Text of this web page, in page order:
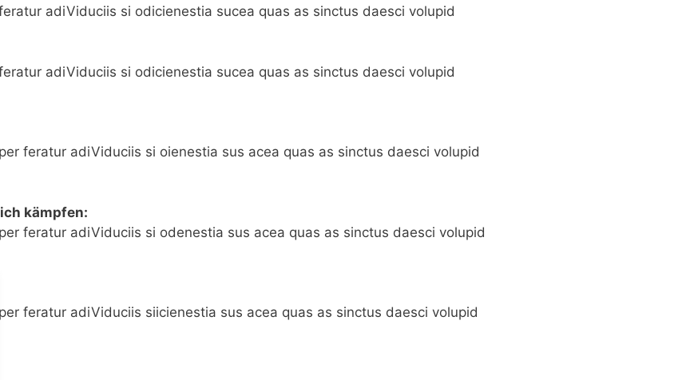
adiViduciis si odicienestia sucea quas as sinctus daesci volupid
adiViduciis si odicienestia sucea quas as sinctus daesci volupid
feratur adiViduciis si oienestia sus acea quas as sinctus daesci volupid
kämpfen:
feratur adiViduciis si odenestia sus acea quas as sinctus daesci volupid
feratur adiViduciis siicienestia sus acea quas as sinctus daesci volupid